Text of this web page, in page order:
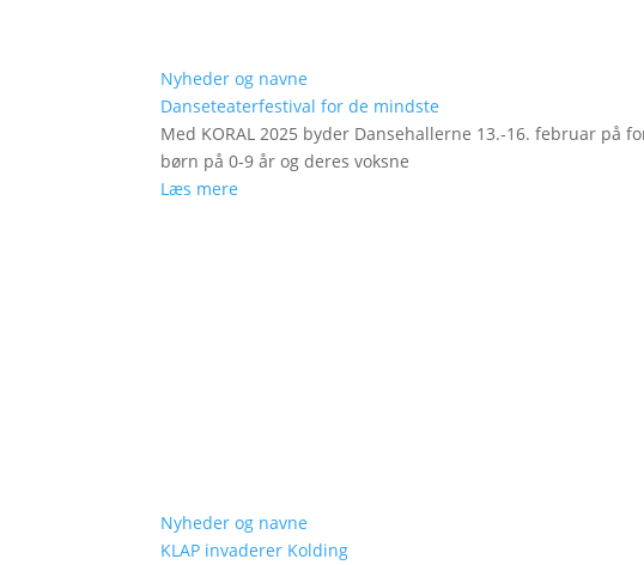
Nyheder og navne
Danseteaterfestival for de mindste
Med KORAL 2025 byder Dansehallerne 13.-16. februar på
børn på 0-9 år og deres voksne
Læs mere
Nyheder og navne
KLAP invaderer Kolding